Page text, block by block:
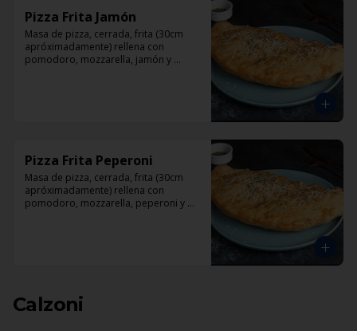
Pizza Frita Jamón
Masa de pizza, cerrada, frita (30cm
apróximadamente) rellena con
pomodoro, mozzarella, jamón y
Pizza Frita Peperoni
Masa de pizza, cerrada, frita (30cm
apróximadamente) rellena con
pomodoro, mozzarella, peperoni y
Calzoni